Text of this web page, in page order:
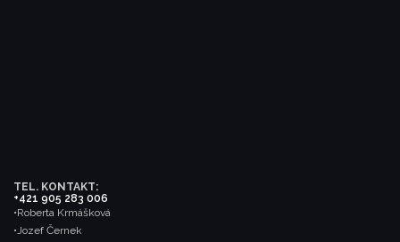
TEL. KONTAKT:
•Roberta Krmášková
+421 905 283 006
•Jozef Černek